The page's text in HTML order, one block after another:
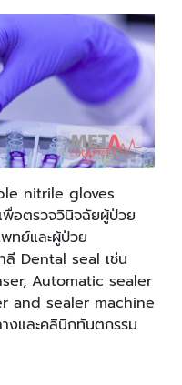
nitrile gloves
อตรวจวินิจฉัยผู้ป่วย
ทย์และผู้ป่วย
ลี Dental seal เช่น
Automatic sealer
and sealer machine
งและคลินิกทันตกรรม